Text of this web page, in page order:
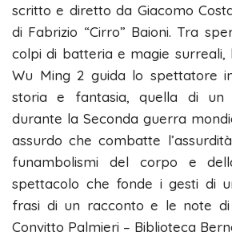
scritto e diretto da Giacomo
di Fabrizio “Cirro” Baioni. Tra
colpi di batteria e magie surreali,
Wu Ming 2 guida lo spettatore
storia e fantasia, quella di un
durante la Seconda guerra
assurdo che combatte
funambolismi del corpo e
spettacolo che fonde i gesti di
frasi di un racconto e le note
Convitto Palmieri – Biblioteca